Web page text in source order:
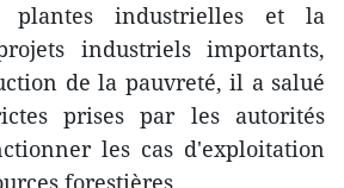
industrielles et la
industriels importants,
de la pauvreté, il a salué
prises par les autorités
les cas d'exploitation
forestières.